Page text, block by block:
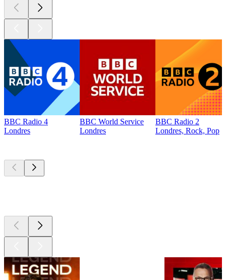
BBC Radio 4
Londres
BBC World Service
Londres
BBC Radio 2
Londres, Rock, Pop